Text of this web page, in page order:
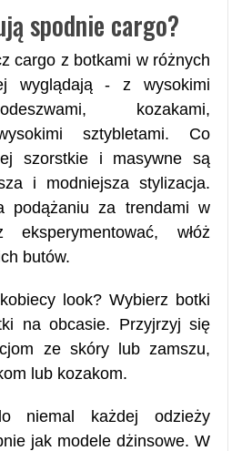
spodnie cargo?
cargo z botkami w różnych
wyglądają - z wysokimi
kozakami,
sztybletami. Co
szorstkie i masywne są
i modniejsza stylizacja.
podążaniu za trendami w
włóż
butów.
look? Wybierz botki
na obcasie. Przyjrzyj się
ze skóry lub zamszu,
lub kozakom.
niemal każdej odzieży
jak modele dżinsowe. W